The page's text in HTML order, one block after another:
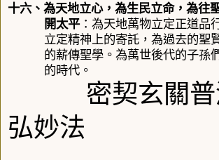
十六、為天地立心，為生民立命，為往
開太平：為天地萬物立定正道品
立定精神上的寄託，為過去的聖
的薪傳聖學 。為萬世後代的子孫
的時代。
密契玄關
弘妙法